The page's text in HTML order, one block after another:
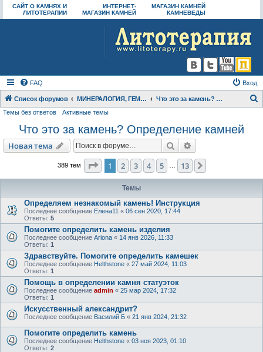
САЙТ О КАМНЯХ И
ЛИТОТЕРАПИИ
ИНТЕРНЕТ-
МАГАЗИН КАМНЕЙ
МАГАЗИН КАМНЕЙ
КАМНЕВЕДЫ
FAQ Вход
Список форумов МИНЕРАЛОГИЯ, ГЕММОЛОГИЯ Что это за камень? Определение камней
Темы без ответов Активные темы
Что это за камень? Определение камней
Новая тема Поиск
389 тем Страница из 13
1 2 3 4 5 13
Темы
Определяем незнакомый камень! Инструкция
Последнее сообщение Елена11 « 06 сен 2020, 17:44
Ответы: 5
Помогите определить камень изделия
Последнее сообщение Ariona « 14 янв 2026, 11:33
Ответы: 1
Здравствуйте. Помогите определить камешек
Последнее сообщение Helthstone « 27 май 2024, 11:03
Ответы: 1
Помощь в определении камня статуэток
Последнее сообщение admin « 25 мар 2024, 17:32
Ответы: 1
Искусственный александрит?
Последнее сообщение Василий Б « 21 янв 2024, 21:32
Помогите определить камень
Последнее сообщение Helthstone « 03 ноя 2023, 01:10
Ответы: 2